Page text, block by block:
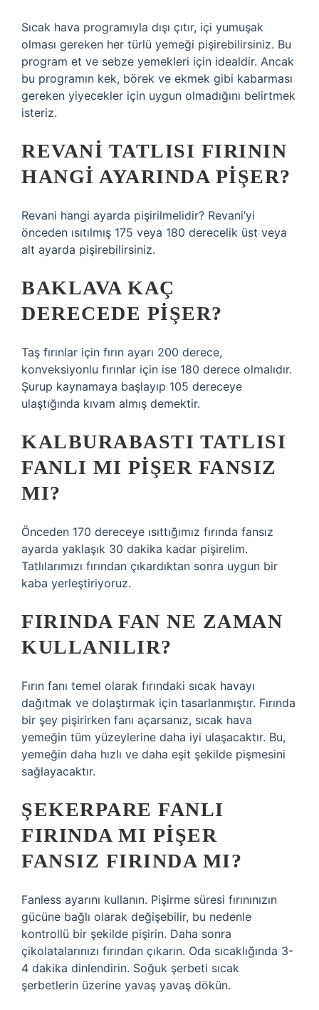
Sıcak hava programıyla dışı çıtır, içi yumuşak
olması gereken her türlü yemeği pişirebilirsiniz. Bu
program et ve sebze yemekleri için idealdir. Ancak
bu programın kek, börek ve ekmek gibi kabarması
gereken yiyecekler için uygun olmadığını belirtmek
isteriz.
REVANI TATLISI FIRININ
HANGI AYARINDA PIŞER?
Revani hangi ayarda pişirilmelidir? Revani’yi
önceden ısıtılmış 175 veya 180 derecelik üst veya
alt ayarda pişirebilirsiniz.
BAKLAVA KAÇ
DERECEDE PIŞER?
Taş fırınlar için fırın ayarı 200 derece,
konveksiyonlu fırınlar için ise 180 derece olmalıdır.
Şurup kaynamaya başlayıp 105 dereceye
ulaştığında kıvam almış demektir.
KALBURABASTI TATLISI
FANLI MI PIŞER FANSIZ
MI?
Önceden 170 dereceye ısıttığımız fırında fansız
ayarda yaklaşık 30 dakika kadar pişirelim.
Tatlılarımızı fırından çıkardıktan sonra uygun bir
kaba yerleştiriyoruz.
FIRINDA FAN NE ZAMAN
KULLANILIR?
Fırın fanı temel olarak fırındaki sıcak havayı
dağıtmak ve dolaştırmak için tasarlanmıştır. Fırında
bir şey pişirirken fanı açarsanız, sıcak hava
yemeğin tüm yüzeylerine daha iyi ulaşacaktır. Bu,
yemeğin daha hızlı ve daha eşit şekilde pişmesini
sağlayacaktır.
ŞEKERPARE FANLI
FIRINDA MI PIŞER
FANSIZ FIRINDA MI?
Fanless ayarını kullanın. Pişirme süresi fırınınızın
gücüne bağlı olarak değişebilir, bu nedenle
kontrollü bir şekilde pişirin. Daha sonra
çikolatalarınızı fırından çıkarın. Oda sıcaklığında 3-
4 dakika dinlendirin. Soğuk şerbeti sıcak
şerbetlerin üzerine yavaş yavaş dökün.